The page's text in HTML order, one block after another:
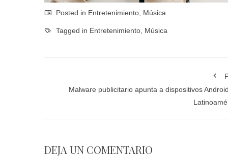
Posted in Entretenimiento Música
Tagged in Entretenimiento Música
Malware publicitario apunta a dispositivos
DEJA UN COMENTARIO